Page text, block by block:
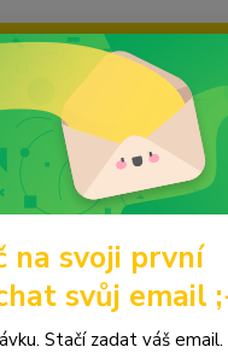
mi a společně
Pouzdra A4
na svoji první
svůj email
Stačí zadat váš email.